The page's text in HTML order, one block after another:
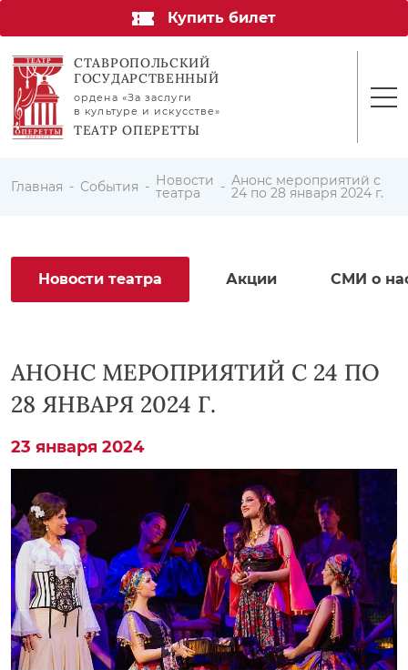
Купить билет
СТАВРОПОЛЬСКИЙ
ГОСУДАРСТВЕННЫЙ
ордена «За заслуги
в культуре и искусстве»
ТЕАТР ОПЕРЕТТЫ
Главная События Новости
театра
Анонс мероприятий с
24 по 28 января 2024 г.
Новости театра Акции СМИ о
АНОНС МЕРОПРИЯТИЙ С 24 ПО
28 ЯНВАРЯ 2024 Г.
23 января 2024